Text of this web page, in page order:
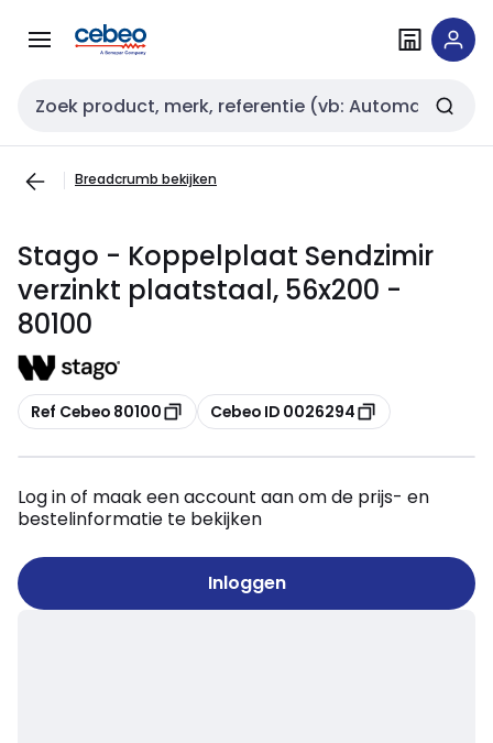
naar
naar
Zoekveld invoer
Breadcrumb bekijken
Stago - Koppelplaat Sendzimir
verzinkt plaatstaal, 56x200 -
80100
Kopiëren
Ref Cebeo 80100 Kopiëren
Cebeo ID 0026294
Log in of maak een account aan om de prijs- en
bestelinformatie te bekijken
Inloggen